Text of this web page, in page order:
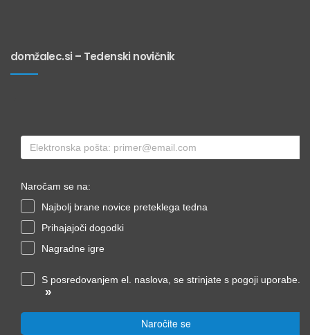
domžalec.si – Tedenski novičnik
Naročam se na:
Najbolj brane novice preteklega tedna
Prihajajoči dogodki
Nagradne igre
S posredovanjem el. naslova, se strinjate s pogoji uporabe.
»
Naročite se